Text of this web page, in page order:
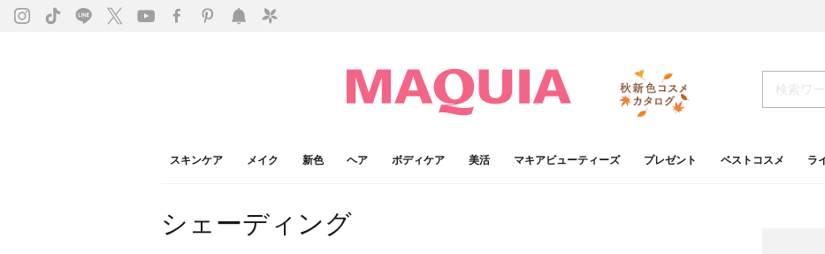
スキンケア メイク 新色 ヘア ボディケア 美活 マキアビューティーズ プレゼント ベストコスメ ラ
シェーディング